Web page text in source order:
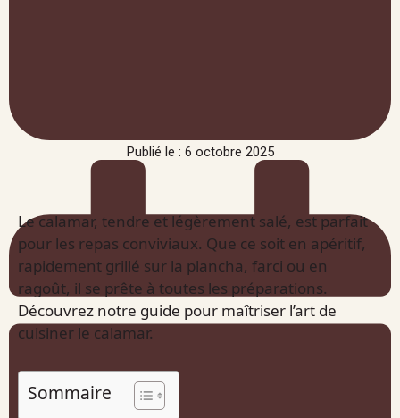
Publié le : 6 octobre 2025
Le calamar, tendre et légèrement salé, est parfait
pour les repas conviviaux. Que ce soit en apéritif,
rapidement grillé sur la plancha, farci ou en
ragoût, il se prête à toutes les préparations.
Découvrez notre guide pour maîtriser l’art de
cuisiner le calamar.
Sommaire